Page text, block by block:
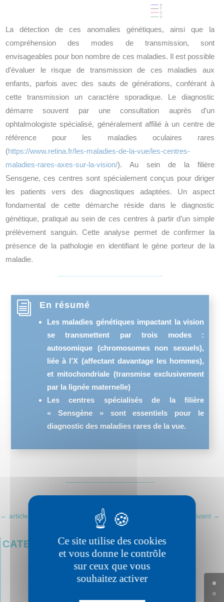
Ce site utilise des cookies
et vous donne le contrôle
sur ceux que vous
souhaitez activer
La détection de ces anomalies génétiques, ainsi que la
compréhension des modes de transmission, sont
envisageables pour bon nombre de ces maladies. Il est possible
d’évaluer le risque de transmission de ces maladies aux
enfants, parfois avec des sauts de générations, conférant à
cette transmission un caractère sporadique. Le diagnostic
démarre souvent par une consultation auprès d’un
ophtalmologiste spécialisé, généralement affilié à un centre de
référence pour les maladies oculaires rares
(https://www.retina.fr/les-maladies-de-la-vue/les-centres-
maladies-rares-axes-sur-la-vision/). Au sein de la filière
Sensgene, ces centres sont spécialement conçus pour diriger
les patients vers des diagnostiques adaptées. Un aspect
fondamental de cette démarche réside dans le diagnostic
génétique, pratiqué au sein de ces centres à partir d’un simple
prélèvement sanguin. Cette analyse permet de confirmer la
présence de la pathologie en identifiant le gène porteur de la
maladie.
i En résumé
Les maladies génétiques impactant la vision
se transmettent par trois modes :
autosomique (chromosomes non sexuels),
liée à l’X (affectant davantage les hommes),
et mitochondriale (transmise exclusivement
par la lignée maternelle)
Les centres spécialisés de la filière
« Sensgène » sont essentiels pour le
diagnostic des maladies rares de la vue.
← article précédent article suivant →
CATEGORIES